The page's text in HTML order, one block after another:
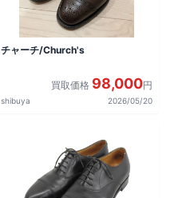
チャーチ/Church's
買取価格 98,000円
shibuya 2026/05/20